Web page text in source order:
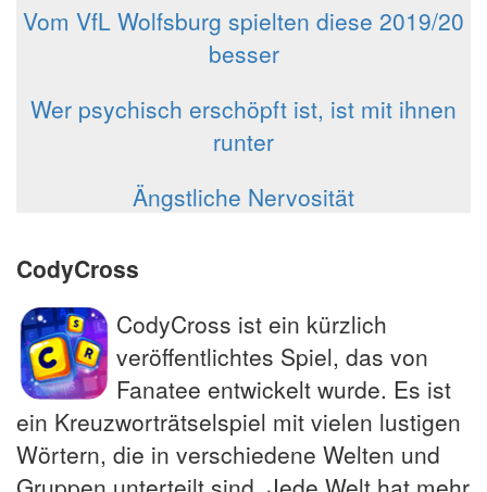
Vom VfL Wolfsburg spielten diese 2019/20
besser
Wer psychisch erschöpft ist, ist mit ihnen
runter
Ängstliche Nervosität
CodyCross
CodyCross ist ein kürzlich
veröffentlichtes Spiel, das von
Fanatee entwickelt wurde. Es ist
ein Kreuzworträtselspiel mit vielen lustigen
Wörtern, die in verschiedene Welten und